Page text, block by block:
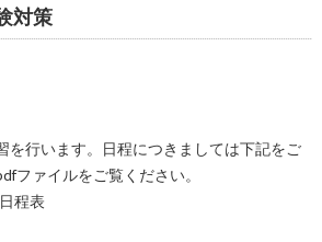
対策
行います。日程につきましては下記をご
ファイルをご覧ください。
程表